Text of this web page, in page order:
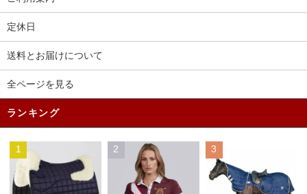
定休日
送料とお届けについて
全ページを見る
ランキング
1 2 3